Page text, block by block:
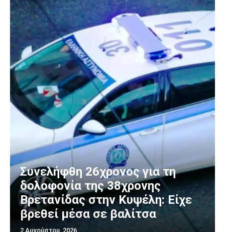
Συνελήφθη 26χρονος για τη
δολοφονία της 38χρονης
Βρετανίδας στην Κυψέλη: Είχε
βρεθεί μέσα σε βαλίτσα
2 Αυγούστου, 2026